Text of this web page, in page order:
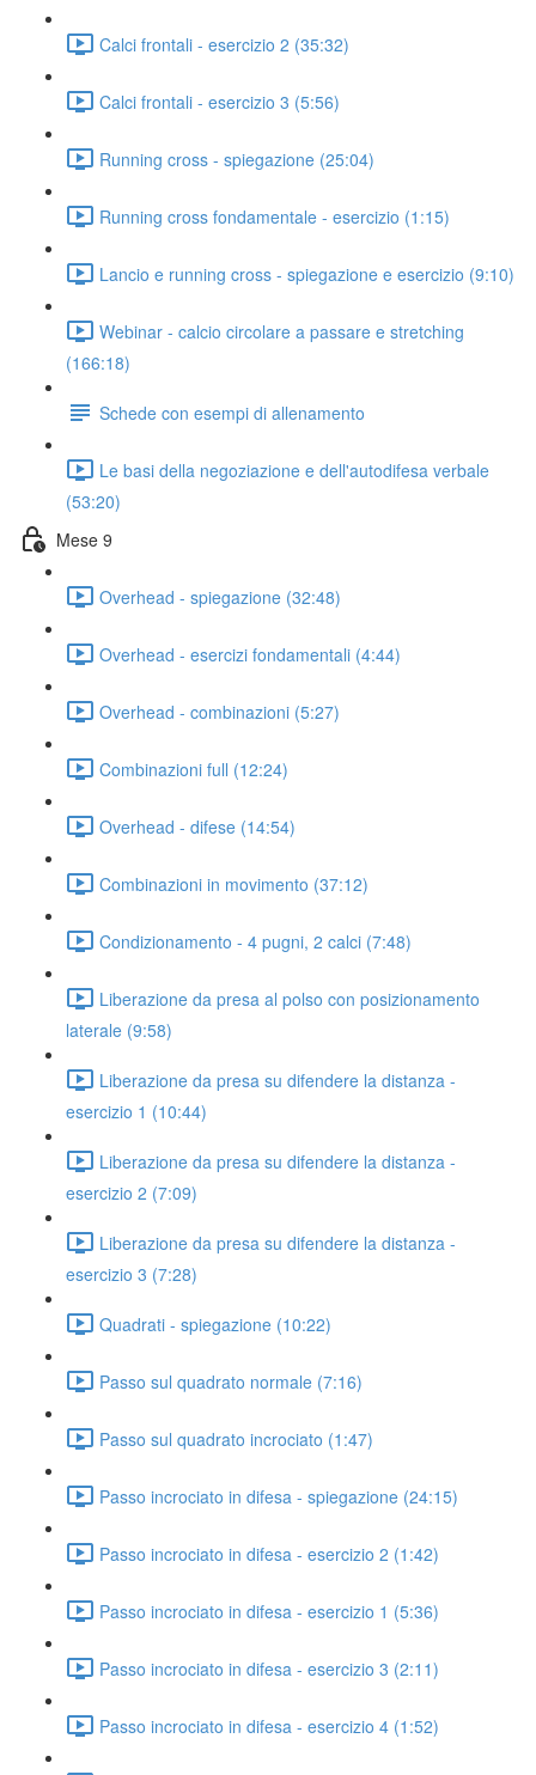
Calci frontali - esercizio 2 (35:32)
Calci frontali - esercizio 3 (5:56)
Running cross - spiegazione (25:04)
Running cross fondamentale - esercizio (1:15)
Lancio e running cross - spiegazione e esercizio (9:10)
Webinar - calcio circolare a passare e stretching
(166:18)
Schede con esempi di allenamento
Le basi della negoziazione e dell'autodifesa verbale
(53:20)
Mese 9
Overhead - spiegazione (32:48)
Overhead - esercizi fondamentali (4:44)
Overhead - combinazioni (5:27)
Combinazioni full (12:24)
Overhead - difese (14:54)
Combinazioni in movimento (37:12)
Condizionamento - 4 pugni, 2 calci (7:48)
Liberazione da presa al polso con posizionamento
laterale (9:58)
Liberazione da presa su difendere la distanza -
esercizio 1 (10:44)
Liberazione da presa su difendere la distanza -
esercizio 2 (7:09)
Liberazione da presa su difendere la distanza -
esercizio 3 (7:28)
Quadrati - spiegazione (10:22)
Passo sul quadrato normale (7:16)
Passo sul quadrato incrociato (1:47)
Passo incrociato in difesa - spiegazione (24:15)
Passo incrociato in difesa - esercizio 2 (1:42)
Passo incrociato in difesa - esercizio 1 (5:36)
Passo incrociato in difesa - esercizio 3 (2:11)
Passo incrociato in difesa - esercizio 4 (1:52)